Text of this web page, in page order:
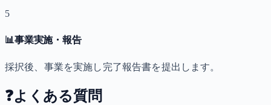
5
📊事業実施・報告
採択後、事業を実施し完了報告書を提出します。
❓よくある質問